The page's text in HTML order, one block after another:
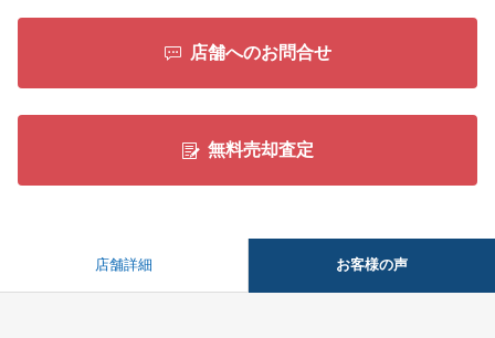
店舗へのお問合せ
無料売却査定
店舗詳細 お客様の声